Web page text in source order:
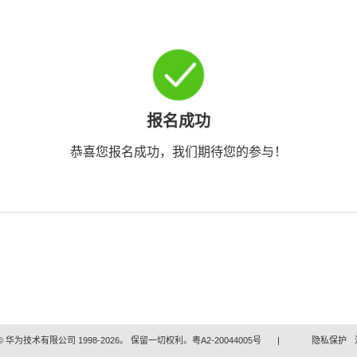
报名成功
恭喜您报名成功，我们期待您的参与！
华为技术有限公司 1998-2026。 保留一切权利。粤A2-20044005号 | 隐私保护